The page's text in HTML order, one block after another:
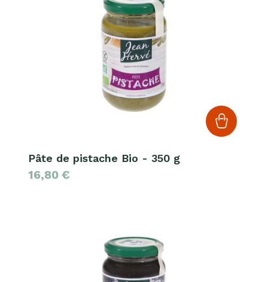
Pâte de pistache Bio - 350 g
16,80 €